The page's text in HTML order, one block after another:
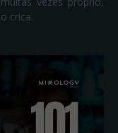
crica.